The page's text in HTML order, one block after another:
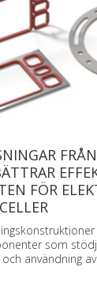
FÖR
som
användning